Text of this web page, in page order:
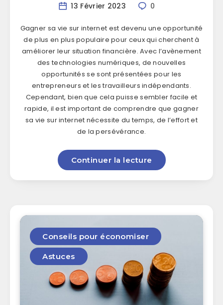
13 Février 2023 0
Gagner sa vie sur internet est devenu une opportunité
de plus en plus populaire pour ceux qui cherchent à
améliorer leur situation financière. Avec l’avènement
des technologies numériques, de nouvelles
opportunités se sont présentées pour les
entrepreneurs et les travailleurs indépendants.
Cependant, bien que cela puisse sembler facile et
rapide, il est important de comprendre que gagner
sa vie sur internet nécessite du temps, de l’effort et
de la persévérance.
Continuer la lecture
Conseils pour économiser
Astuces